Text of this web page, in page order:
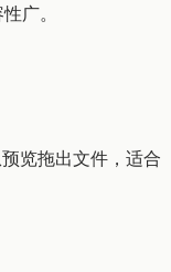
广。
览拖出文件，适合